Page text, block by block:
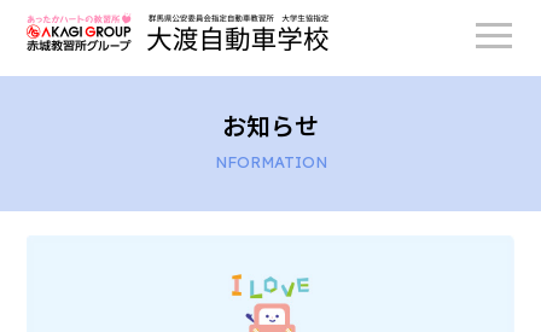
お知らせ
NFORMATION